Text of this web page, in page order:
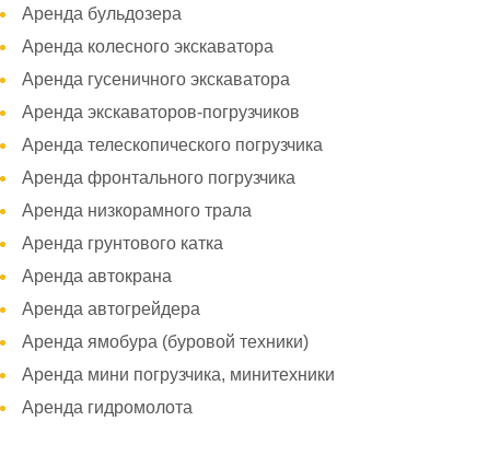
Аренда бульдозера
Аренда колесного экскаватора
Аренда гусеничного экскаватора
Аренда экскаваторов-погрузчиков
Аренда телескопического погрузчика
Аренда фронтального погрузчика
Аренда низкорамного трала
Аренда грунтового катка
Аренда автокрана
Аренда автогрейдера
Аренда ямобура (буровой техники)
Аренда мини погрузчика, минитехники
Аренда гидромолота